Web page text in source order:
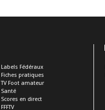
Labels Fédéraux
Fiches pratiques
TV Foot amateur
Santé
Scores en direct
FFFTV